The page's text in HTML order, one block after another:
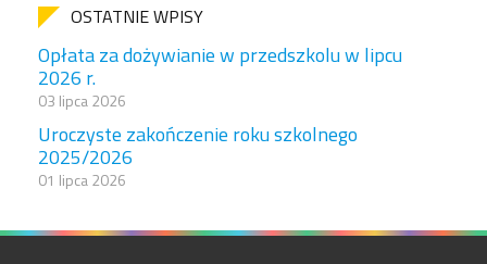
OSTATNIE WPISY
Opłata za dożywianie w przedszkolu w lipcu
2026 r.
03 lipca 2026
Uroczyste zakończenie roku szkolnego
2025/2026
01 lipca 2026